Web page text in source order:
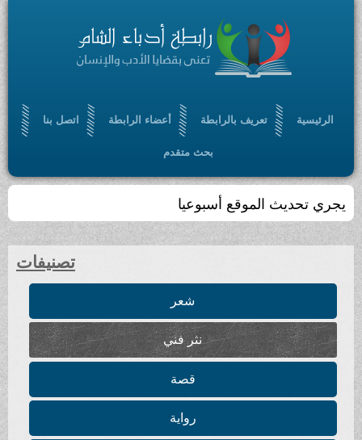
الرئيسية تعريف بالرابطة أعضاء الرابطة اتصل بنا
بحث متقدم
يجري تحديث الموقع أسبوعيا
تصنيفات
شعر
نثر فني
قصة
رواية